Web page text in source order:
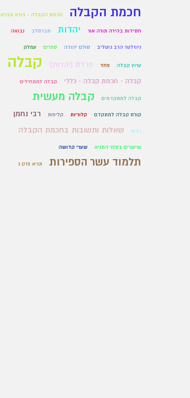
חכמת הקבלה חכמת הקבלה - בורא ונברא
חסידות בהירה תורה אור יהדות מברסלב נבואה
ניוזלטר הרב גוטליב סולם יהודה ספרים עמלק
ערוץ קבלה פחד פרדס (יהדות) קבלה
קבלה - חכמת קבלה - כללי קבלה למתחילים
קבלה למתקדמים קבלה מעשית
קורס קבלה למתקדם קלוריות קליפות רבי נחמן
רבש שאלות ותשובות בחכמת הקבלה
שיעורים בספר התניא שערי קדושה
תלמוד עשר הספירות תניא פרק ג